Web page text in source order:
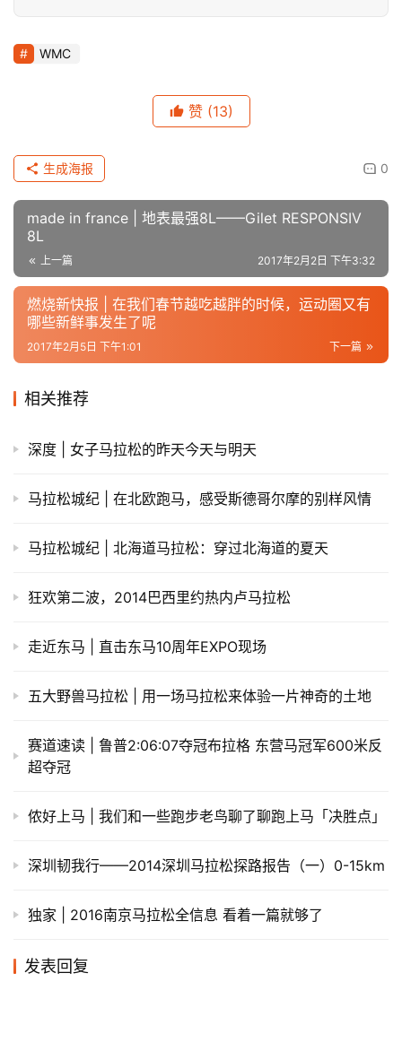
WMC
赞 (13)
0
生成海报
made in france | 地表最强8L——Gilet RESPONSIV
8L
上一篇 2017年2月2日 下午3:32
燃烧新快报 | 在我们春节越吃越胖的时候，运动圈又有
哪些新鲜事发生了呢
下一篇
2017年2月5日 下午1:01
相关推荐
深度 | 女子马拉松的昨天今天与明天
马拉松城纪 | 在北欧跑马，感受斯德哥尔摩的别样风情
马拉松城纪 | 北海道马拉松：穿过北海道的夏天
狂欢第二波，2014巴西里约热内卢马拉松
走近东马 | 直击东马10周年EXPO现场
五大野兽马拉松 | 用一场马拉松来体验一片神奇的土地
赛道速读 | 鲁普2:06:07夺冠布拉格 东营马冠军600米反
超夺冠
侬好上马 | 我们和一些跑步老鸟聊了聊跑上马「决胜点」
​深圳韧我行——2014深圳马拉松探路报告（一）0-15km
独家 | 2016南京马拉松全信息 看着一篇就够了
发表回复